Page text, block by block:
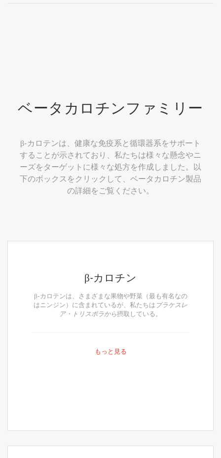
ベータカロチンファミリー
β-カロテンは、健康な免疫系と循環器系をサポート
することが示されており、私たちは様々な懸念やニ
ーズをターゲットに様々な処方を作成しました。以
下のボックスをクリックして、ベータカロチン製品
の詳細をご覧ください。
β-カロチン
β-カロテンは、さまざまな果物や野菜（最も有名なの
はニンジン）に含まれているが、私たちは ブラケスレ
ア・トリスポラから摂取している。
もっと見る